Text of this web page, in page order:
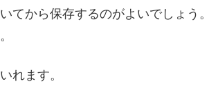
てから保存するのがよいでしょう。
れます。